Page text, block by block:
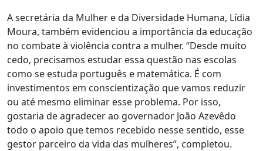
A secretária da Mulher e da Diversidade Humana, Lídia
Moura, também evidenciou a importância da educação
no combate à violência contra a mulher. “Desde muito
cedo, precisamos estudar essa questão nas escolas
como se estuda português e matemática. É com
investimentos em conscientização que vamos reduzir
ou até mesmo eliminar esse problema. Por isso,
gostaria de agradecer ao governador João Azevêdo
todo o apoio que temos recebido nesse sentido, esse
gestor parceiro da vida das mulheres”, completou.